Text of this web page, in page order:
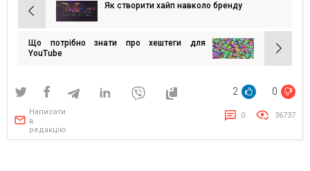
Навігація
записів
Як створити хайп навколо бренду
Що потрібно знати про хештеги для
YouTube
2 0
Написати
в
редакцію
0 36737